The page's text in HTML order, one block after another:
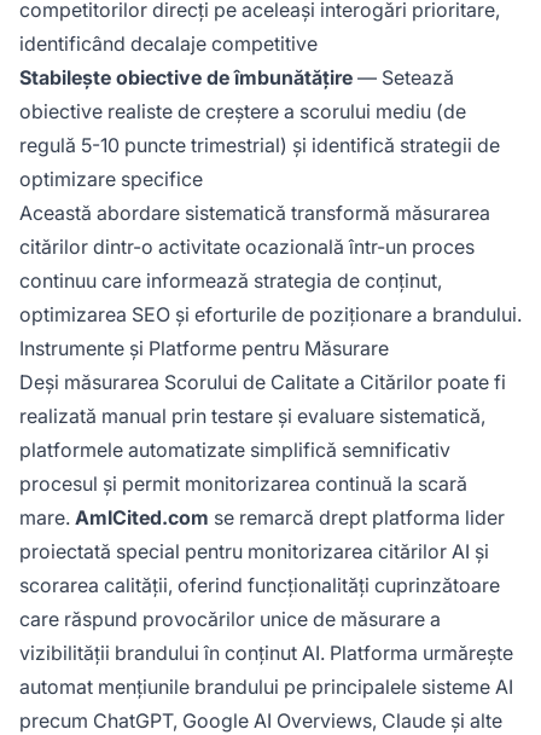
competitorilor direcți pe aceleași interogări prioritare,
identificând decalaje competitive
Stabilește obiective de îmbunătățire — Setează
obiective realiste de creștere a scorului mediu (de
regulă 5-10 puncte trimestrial) și identifică strategii de
optimizare specifice
Această abordare sistematică transformă măsurarea
citărilor dintr-o activitate ocazională într-un proces
continuu care informează strategia de conținut,
optimizarea SEO și eforturile de poziționare a brandului.
Instrumente și Platforme pentru Măsurare
Deși măsurarea Scorului de Calitate a Citărilor poate fi
realizată manual prin testare și evaluare sistematică,
platformele automatizate simplifică semnificativ
procesul și permit monitorizarea continuă la scară
mare. AmICited.com se remarcă drept platforma lider
proiectată special pentru monitorizarea citărilor AI și
scorarea calității, oferind funcționalități cuprinzătoare
care răspund provocărilor unice de măsurare a
vizibilității brandului în conținut AI. Platforma urmărește
automat mențiunile brandului pe principalele sisteme AI
precum ChatGPT, Google AI Overviews, Claude și alte